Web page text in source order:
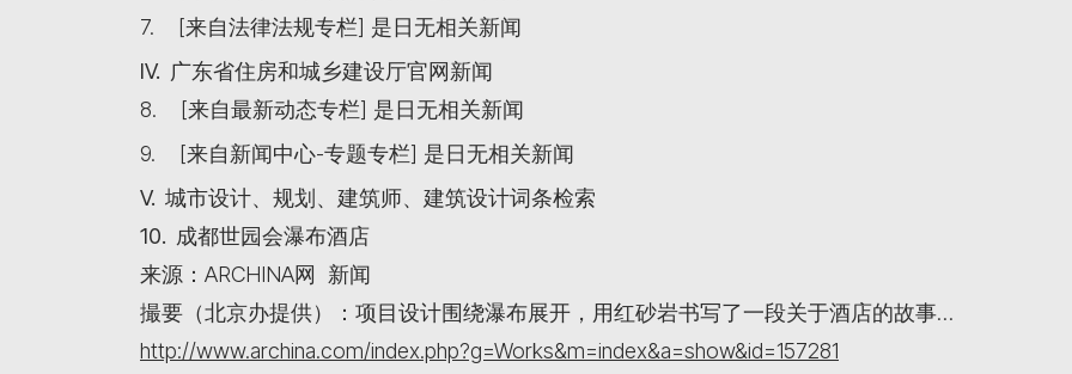
7. [来自法律法规专栏] 是日无相关新闻
IV. 广东省住房和城乡建设厅官网新闻
8. [来自最新动态专栏] 是日无相关新闻
9. [来自新闻中心-专题专栏] 是日无相关新闻
V. 城市设计、规划、建筑师、建筑设计词条检索
10. 成都世园会瀑布酒店
来源：ARCHINA网 新闻
撮要（北京办提供）：项目设计围绕瀑布展开，用红砂岩书写了一段关于酒店的故事…
http://www.archina.com/index.php?g=Works&m=index&a=show&id=157281